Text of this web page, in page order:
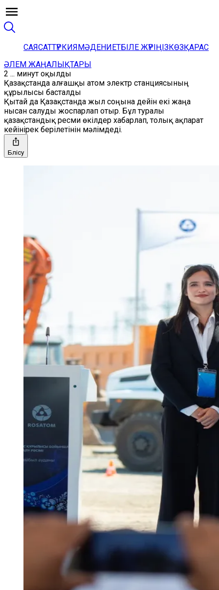
САЯСАТТҮРКИЯМӘДЕНИЕТБІЛЕ ЖҮРІҢІЗКӨЗҚАРАС
ӘЛЕМ ЖАҢАЛЫҚТАРЫ
2 ... минут оқылды
Қазақстанда алғашқы атом электр станциясының
құрылысы басталды
Қытай да Қазақстанда жыл соңына дейін екі жаңа
нысан салуды жоспарлап отыр. Бұл туралы
қазақстандық ресми өкілдер хабарлап, толық ақпарат
кейінірек берілетінін мәлімдеді.
Бөлісу